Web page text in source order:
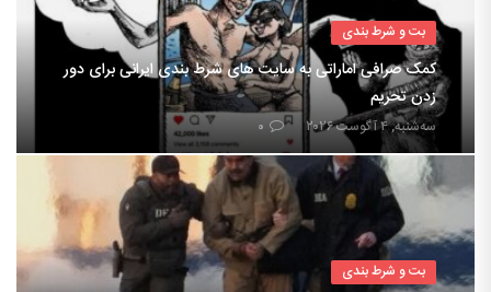
بت و شرط بندی
کمک صرافی اماراتی به سایت های شرط بندی ایرانی برای دور
زدن تحریم
سه‌شنبه, ۴ آگوست ۲۰۲۶ ۰
بت و شرط بندی